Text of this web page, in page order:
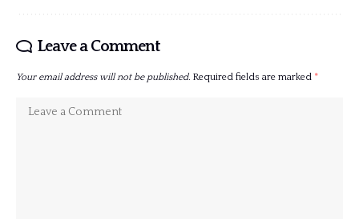
Leave a Comment
Your email address will not be published. Required fields are marked *